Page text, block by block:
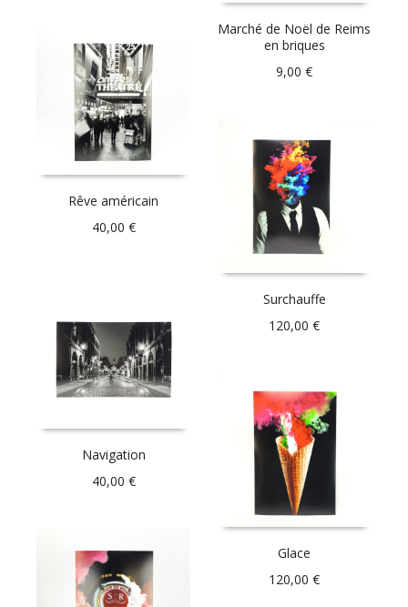
Marché de Noël de Reims
en briques
9,00€
Rêve américain
40,00 €
Surchauffe
120,00€
Navigation
40,00 €
Glace
120,00€